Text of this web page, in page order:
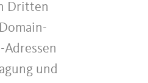
Dritten
und